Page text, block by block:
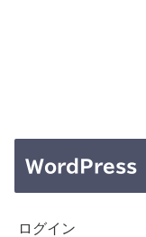
WordPress
ログイン